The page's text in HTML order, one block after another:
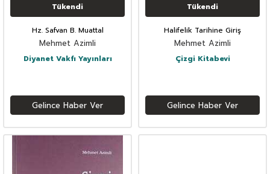
Tükendi
Hz. Safvan B. Muattal
Mehmet Azimli
Diyanet Vakfı Yayınları
Gelince Haber Ver
Tükendi
Halifelik Tarihine Giriş
Mehmet Azimli
Çizgi Kitabevi
Gelince Haber Ver